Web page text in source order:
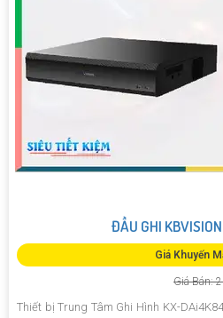
ĐẦU GHI
Giá Khuyến
Giá Bán:
Thiết bị Trung Tâm Ghi Hình KX-